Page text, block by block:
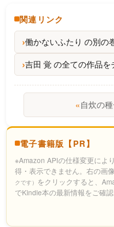
関連リンク
働かないふたり の別の
吉田 覚 の全ての作品を
«自炊の
電子書籍版【PR】
※Amazon APIの仕様変更によ
得・表示できません。右の画像
クです） をクリックすると、
でKindle本の最新情報をご確認